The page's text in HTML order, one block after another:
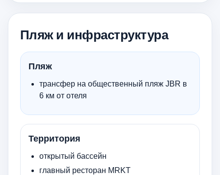
Пляж и инфраструктура
Пляж
трансфер на общественный пляж JBR в
6 км от отеля
Территория
открытый бассейн
главный ресторан MRKT